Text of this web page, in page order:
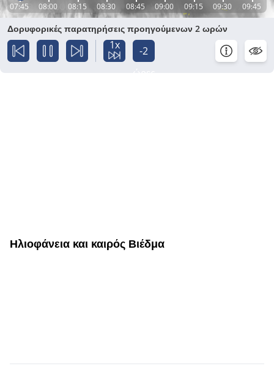
07:45 08:00 08:15 08:30 08:45 09:00 09:15 09:30 09:45
Δορυφορικές παρατηρήσεις προηγούμενων 2 ωρών
1x
-2
Ηλιοφάνεια και καιρός Βιέδμα